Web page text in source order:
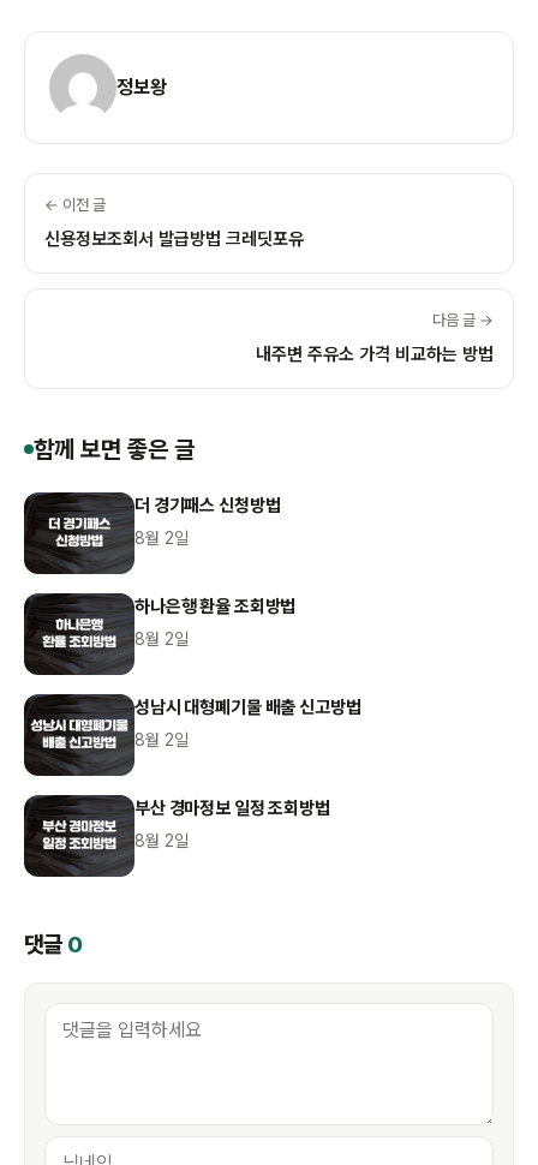
정보왕
← 이전 글
신용정보조회서 발급방법 크레딧포유
다음 글 →
내주변 주유소 가격 비교하는 방법
함께 보면 좋은 글
더 경기패스 신청방법
8월 2일
하나은행 환율 조회방법
8월 2일
성남시 대형폐기물 배출 신고방법
8월 2일
부산 경마정보 일정 조회방법
8월 2일
댓글 0